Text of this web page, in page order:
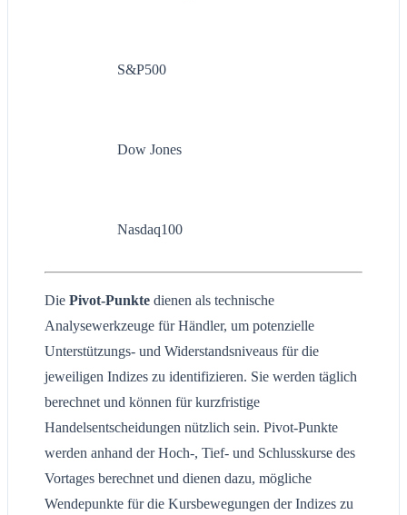
S&P500
Dow Jones
Nasdaq100
Die Pivot-Punkte dienen als technische
Analysewerkzeuge für Händler, um potenzielle
Unterstützungs- und Widerstandsniveaus für die
jeweiligen Indizes zu identifizieren. Sie werden täglich
berechnet und können für kurzfristige
Handelsentscheidungen nützlich sein. Pivot-Punkte
werden anhand der Hoch-, Tief- und Schlusskurse des
Vortages berechnet und dienen dazu, mögliche
Wendepunkte für die Kursbewegungen der Indizes zu